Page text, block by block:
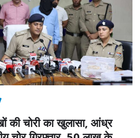
की चोरी का खुलासा, आंध्र